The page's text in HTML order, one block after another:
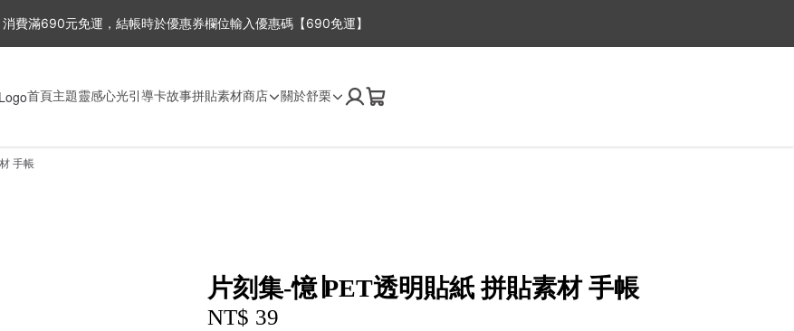
消費滿690元免運，結帳時於優惠券欄位輸入優惠碼【690免運】
首頁 主題靈感心光引導卡故事拼貼素材商店 關於舒栗
手帳
片刻集-憶∣PET透明貼紙 拼貼素材 手帳
NT$ 39